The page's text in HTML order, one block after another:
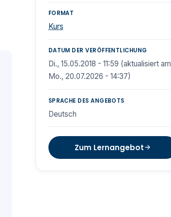
FORMAT
Kurs
DATUM DER VERÖFFENTLICHUNG
Di., 15.05.2018 - 11:59 (aktualisiert am
Mo., 20.07.2026 - 14:37)
SPRACHE DES ANGEBOTS
Deutsch
Zum Lernangebot